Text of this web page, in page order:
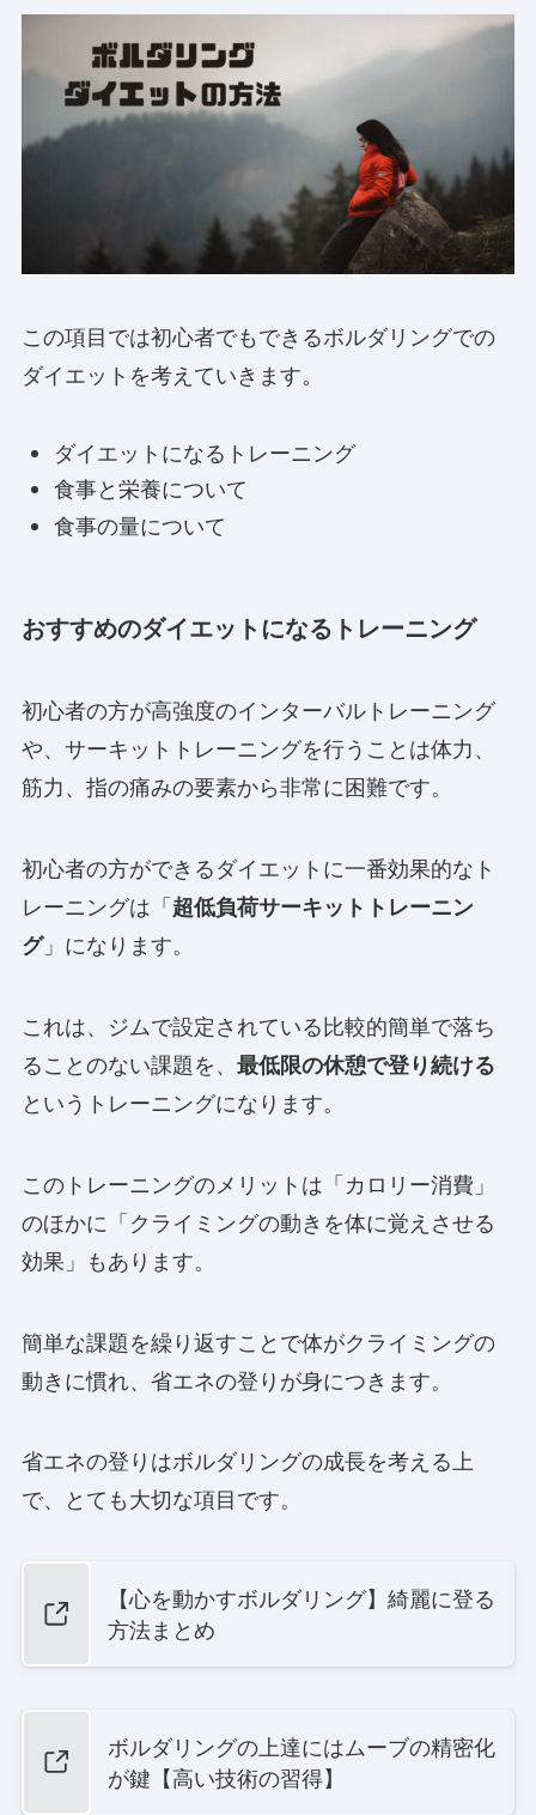
この項目では初心者でもできるボルダリングでの
ダイエットを考えていきます。
ダイエットになるトレーニング
食事と栄養について
食事の量について
おすすめのダイエットになるトレーニング
初心者の方が高強度のインターバルトレーニング
や、サーキットトレーニングを行うことは体力、
筋力、指の痛みの要素から非常に困難です。
初心者の方ができるダイエットに一番効果的なト
レーニングは「超低負荷サーキットトレーニン
グ」になります。
これは、ジムで設定されている比較的簡単で落ち
ることのない課題を、 最低限の休憩で登り続ける
というトレーニングになります。
このトレーニングのメリットは「カロリー消費」
のほかに「クライミングの動きを体に覚えさせる
効果」もあります。
簡単な課題を繰り返すことで体がクライミングの
動きに慣れ、省エネの登りが身につきます。
省エネの登りはボルダリングの成長を考える上
で、とても大切な項目です。
【心を動かすボルダリング】綺麗に登る
方法まとめ
ボルダリングの上達にはムーブの精密化
が鍵【高い技術の習得】